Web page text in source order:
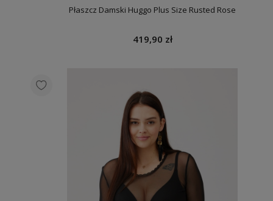
Płaszcz Damski Huggo Plus Size Rusted Rose
419,90 zł